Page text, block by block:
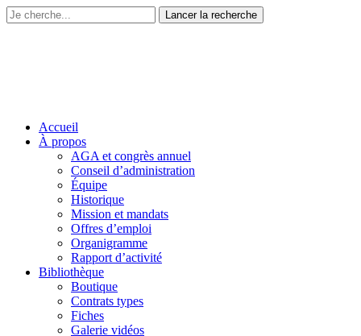
Accueil
À propos
AGA et congrès annuel
Conseil d’administration
Équipe
Historique
Mission et mandats
Offres d’emploi
Organigramme
Rapport d’activité
Bibliothèque
Boutique
Contrats types
Fiches
Galerie vidéos